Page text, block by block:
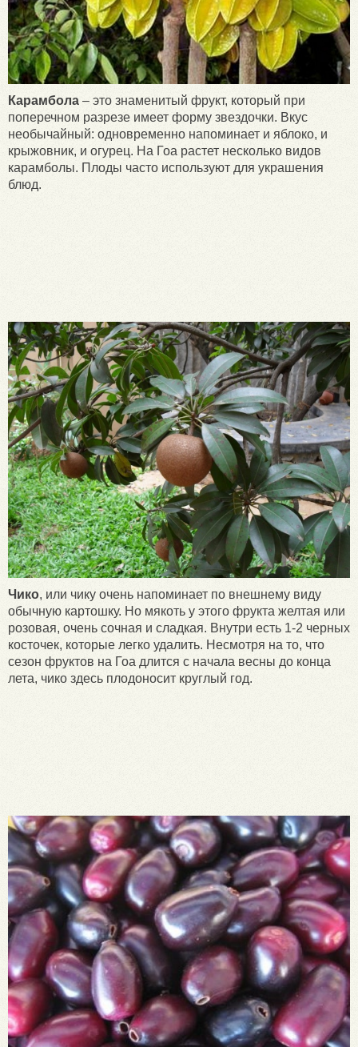
Карамбола – это знаменитый фрукт, который при
поперечном разрезе имеет форму звездочки. Вкус
необычайный: одновременно напоминает и яблоко, и
крыжовник, и огурец. На Гоа растет несколько видов
карамболы. Плоды часто используют для украшения
блюд.
Чико, или чику очень напоминает по внешнему виду
обычную картошку. Но мякоть у этого фрукта желтая или
розовая, очень сочная и сладкая. Внутри есть 1-2 черных
косточек, которые легко удалить. Несмотря на то, что
сезон фруктов на Гоа длится с начала весны до конца
лета, чико здесь плодоносит круглый год.